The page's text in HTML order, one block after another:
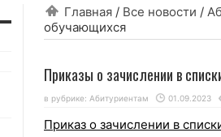
Главная / Все новости /
обучающихся
Приказы о зачислении в
в рубрике: Абитуриентам 01.09.2023
Приказ о зачислении в